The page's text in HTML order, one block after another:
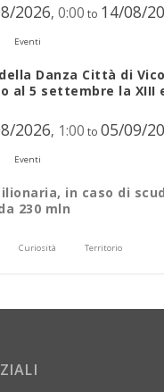
2026, 0:00 to 14/08/
Eventi
Danza Città di
al 5 settembre la XIII
2026, 1:00 to 05/09/
Eventi
in caso di
230 mln
Curiosità Territorio